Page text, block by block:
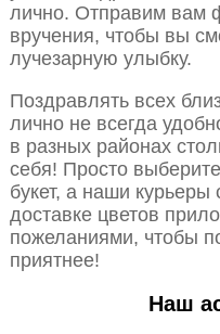
лично. Отправим вам
вручения, чтобы вы
лучезарную улыбку.
Поздравлять всех
лично не всегда
в разных районах
себя! Просто
букет, а наши
доставке цветов
пожеланиями, чтобы
приятнее!
Наш